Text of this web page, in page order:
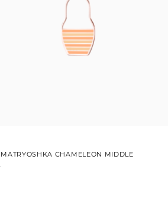
CHAMELEON MIDDLE